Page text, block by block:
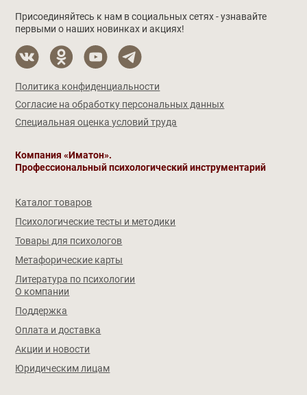
Присоединяйтесь к нам в социальных сетях - узнавайте
первыми о наших новинках и акциях!
Политика конфиденциальности
Согласие на обработку персональных данных
Специальная оценка условий труда
Компания «Иматон».
Профессиональный психологический инструментарий
Каталог товаров
Психологические тесты и методики
Товары для психологов
Метафорические карты
Литература по психологии
О компании
Поддержка
Оплата и доставка
Акции и новости
Юридическим лицам